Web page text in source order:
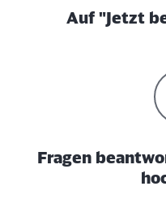
Auf "Jetzt
Fragen